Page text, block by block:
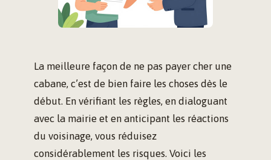
La meilleure façon de ne pas payer cher une
cabane, c’est de bien faire les choses dès le
début. En vérifiant les règles, en dialoguant
avec la mairie et en anticipant les réactions
du voisinage, vous réduisez
considérablement les risques. Voici les